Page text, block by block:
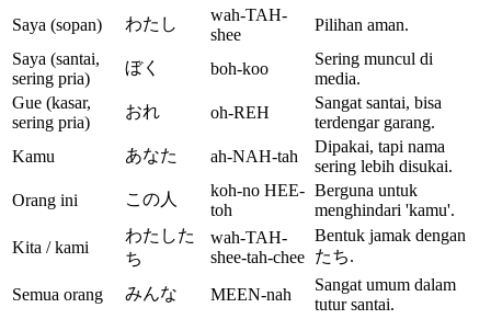
Saya (sopan)
わたし
wah-TAH-
shee
Pilihan aman.
Saya (santai,
sering pria)
ぼく boh-koo
Sering muncul di
media.
Gue (kasar,
sering pria)
おれ oh-REH
Sangat santai, bisa
terdengar garang.
Kamu
あなた ah-NAH-tah
Dipakai, tapi nama
sering lebih disukai.
Orang ini
この人
koh-no HEE-
toh
Berguna untuk
menghindari 'kamu'.
Kita / kami
わたした
ち
wah-TAH-
shee-tah-chee
Bentuk jamak dengan
たち.
Semua orang みんな MEEN-nah
Sangat umum dalam
tutur santai.